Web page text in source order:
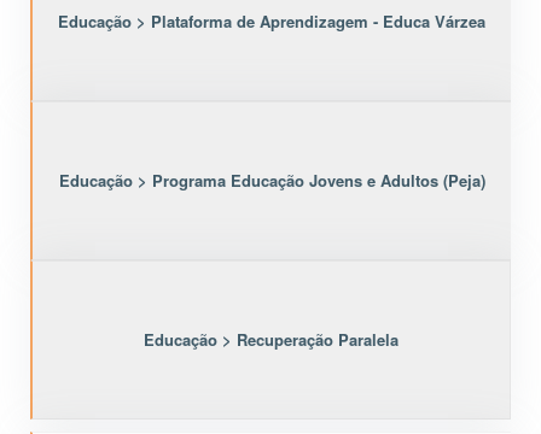
Educação > Plataforma de Aprendizagem - Educa Várzea
Educação > Programa Educação Jovens e Adultos (Peja)
Educação > Recuperação Paralela